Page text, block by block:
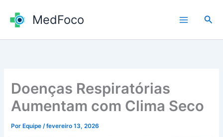
para
conteúdo
MedFoco
Doenças Respiratórias
Aumentam com Clima Seco
Por Equipe/fevereiro 13, 2026